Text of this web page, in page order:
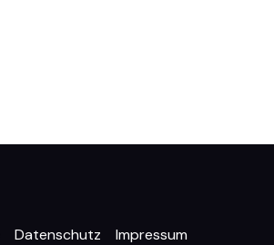
Datenschutz Impressum